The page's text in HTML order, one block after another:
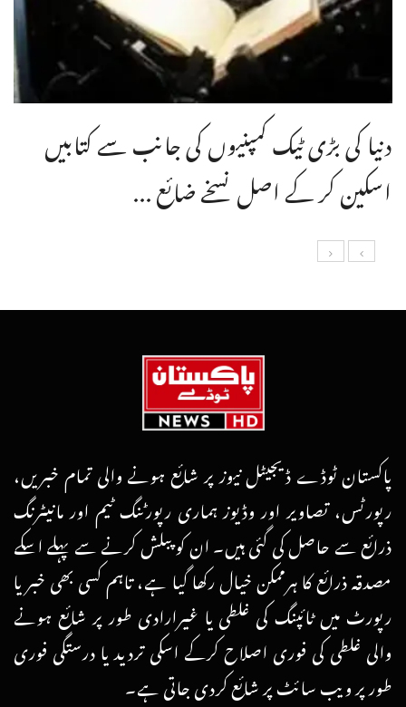
دنیا کی بڑی ٹیک کمپنیوں کی جانب سے کتابیں
اسکین کر کے اصل نسخے ضائع ...
پاکستان ٹوڈے ڈیجیٹل نیوز پر شائع ہونے والی تمام خبریں،
رپورٹس، تصاویر اور وڈیوز ہماری رپورٹنگ ٹیم اور مانیٹرنگ
ذرائع سے حاصل کی گئی ہیں۔ ان کو پبلش کرنے سے پہلے اسکے
مصدقہ ذرائع کا ہرممکن خیال رکھا گیا ہے، تاہم کسی بھی خبر یا
رپورٹ میں ٹائپنگ کی غلطی یا غیرارادی طور پر شائع ہونے
والی غلطی کی فوری اصلاح کرکے اسکی تردید یا درستگی فوری
طور پر ویب سائٹ پر شائع کردی جاتی ہے۔